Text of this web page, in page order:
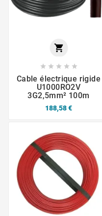

    
Cable électrique rigide
U1000RO2V
3G2,5mm² 100m
188,58 €